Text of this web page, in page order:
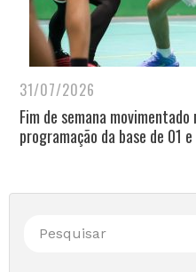
31/07/2026
Fim de semana
programação da base de 01